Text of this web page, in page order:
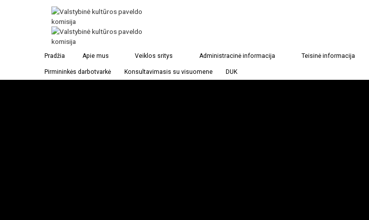
Pradžia Apie mus Veiklos sritys Administracinė informacija Teisinė informacija
Pirmininkės darbotvarkė Konsultavimasis su visuomene DUK